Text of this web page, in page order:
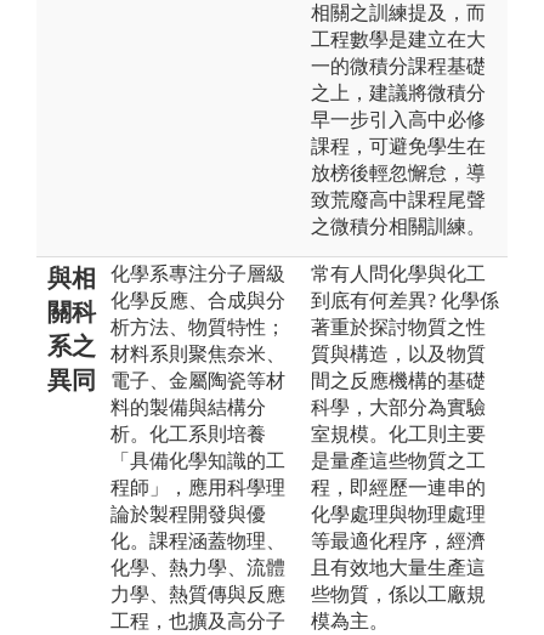
相關之訓練提及，而
工程數學是建立在大
一的微積分課程基礎
之上，建議將微積分
早一步引入高中必修
課程，可避免學生在
放榜後輕忽懈怠，導
致荒廢高中課程尾聲
之微積分相關訓練。
與相
關科
系之
異同
化學系專注分子層級
化學反應、合成與分
析方法、物質特性；
材料系則聚焦奈米、
電子、金屬陶瓷等材
料的製備與結構分
析。化工系則培養
「具備化學知識的工
程師」，應用科學理
論於製程開發與優
化。課程涵蓋物理、
化學、熱力學、流體
力學、熱質傳與反應
工程，也擴及高分子
常有人問化學與化工
到底有何差異? 化學係
著重於探討物質之性
質與構造，以及物質
間之反應機構的基礎
科學，大部分為實驗
室規模。化工則主要
是量產這些物質之工
程，即經歷一連串的
化學處理與物理處理
等最適化程序，經濟
且有效地大量生產這
些物質，係以工廠規
模為主。